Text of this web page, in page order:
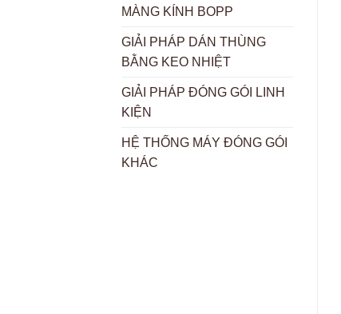
MÀNG KÍNH BOPP
GIẢI PHÁP DÁN THÙNG
BẰNG KEO NHIỆT
GIẢI PHÁP ĐÓNG GÓI LINH
KIỆN
HỆ THỐNG MÁY ĐÓNG GÓI
KHÁC